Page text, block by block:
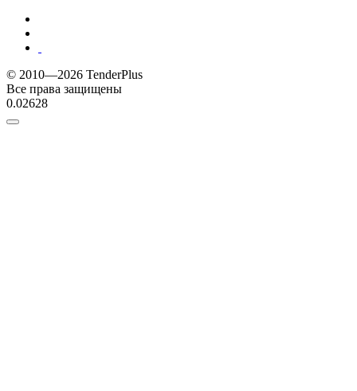
© 2010—2026 TenderPlus
Все права защищены
0.02628